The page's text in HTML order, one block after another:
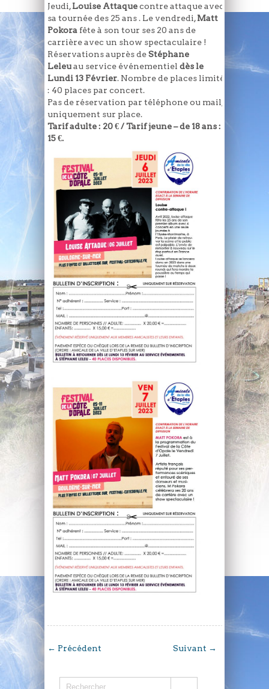
Jeudi,Louise Attaquecontre attaque avec
sa tournée des 25 ans . Le vendredi,Matt
Pokora fête à son tour ses 20 ans de
carrière avec un show spectaculaire !
Réservations auprès deStéphane
Leleuau service événementiel dès le
Lundi 13 Février. Nombre de places limité
: 40 places par concert.
Pas de réservation par téléphone ou mail,
uniquement sur place.
Tarif adulte : 20 € / Tarif jeune – de 18 ans :
15 €.
← Précédent Suivant →